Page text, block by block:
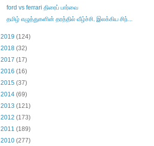
ford vs ferrari திரைப் பார்வை
தமிழ் எழுத்துகளின் தரத்தில் வீழ்ச்சி. இலக்கிய சிந்...
2019 (124)
2018 (32)
2017 (17)
2016 (16)
2015 (37)
2014 (69)
2013 (121)
2012 (173)
2011 (189)
2010 (277)